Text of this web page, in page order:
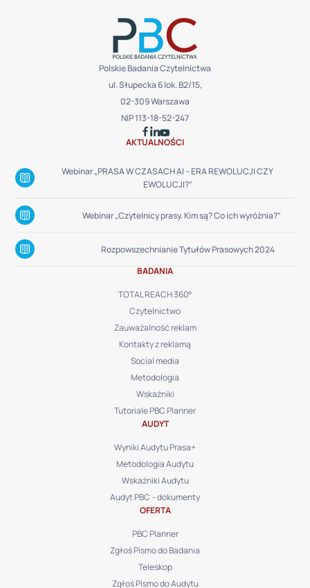
Polskie Badania Czytelnictwa
ul. Słupecka 6 lok. B2/15,
02-309 Warszawa
NIP 113-18-52-247
AKTUALNOŚCI
Webinar „PRASA W CZASACH AI – ERA REWOLUCJI CZY
EWOLUCJI?”
Webinar „Czytelnicy prasy. Kim są? Co ich wyróżnia?”
Rozpowszechnianie Tytułów Prasowych 2024
BADANIA
TOTAL REACH 360°
Czytelnictwo
Zauważalność reklam
Kontakty z reklamą
Social media
Metodologia
Wskaźniki
Tutoriale PBC Planner
AUDYT
Wyniki Audytu Prasa+
Metodologia Audytu
Wskaźniki Audytu
Audyt PBC – dokumenty
OFERTA
PBC Planner
Zgłoś Pismo do Badania
Teleskop
Zgłoś Pismo do Audytu